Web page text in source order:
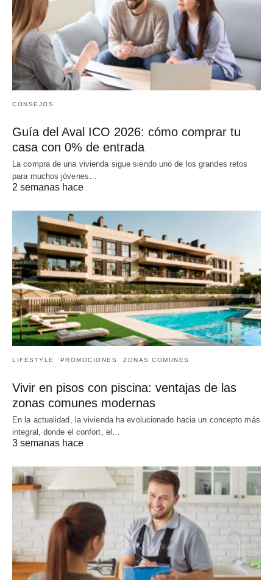
CONSEJOS
Guía del Aval ICO 2026: cómo comprar tu
casa con 0% de entrada
La compra de una vivienda sigue siendo uno de los grandes retos
para muchos jóvenes…
2 semanas hace
LIFESTYLE PROMOCIONES ZONAS COMUNES
Vivir en pisos con piscina: ventajas de las
zonas comunes modernas
En la actualidad, la vivienda ha evolucionado hacia un concepto más
integral, donde el confort, el…
3 semanas hace